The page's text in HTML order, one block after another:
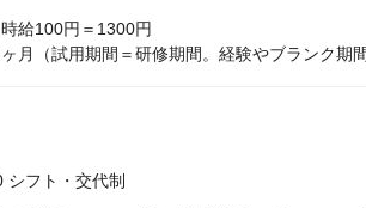
給100円＝1300円
月（試用期間＝研修期間。経験やブランク期
シフト・交代制